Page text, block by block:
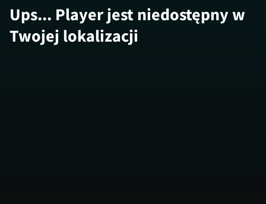
Ups... Player jest niedostępny w
Twojej lokalizacji